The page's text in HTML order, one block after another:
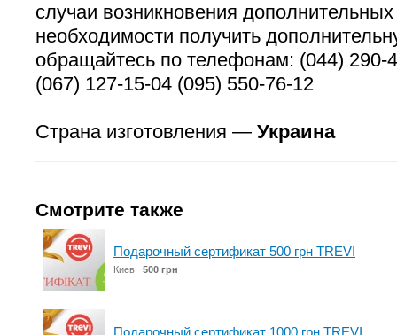
случаи возникновения
необходимости получить
обращайтесь по телефонам: (044) 290-
(067) 127-15-04 (095) 550-76-12
Страна изготовления — Украина
Смотрите также
Подарочный сертификат 500 грн TREVI
Киев 500 грн
Подарочный сертификат 1000 грн TREVI